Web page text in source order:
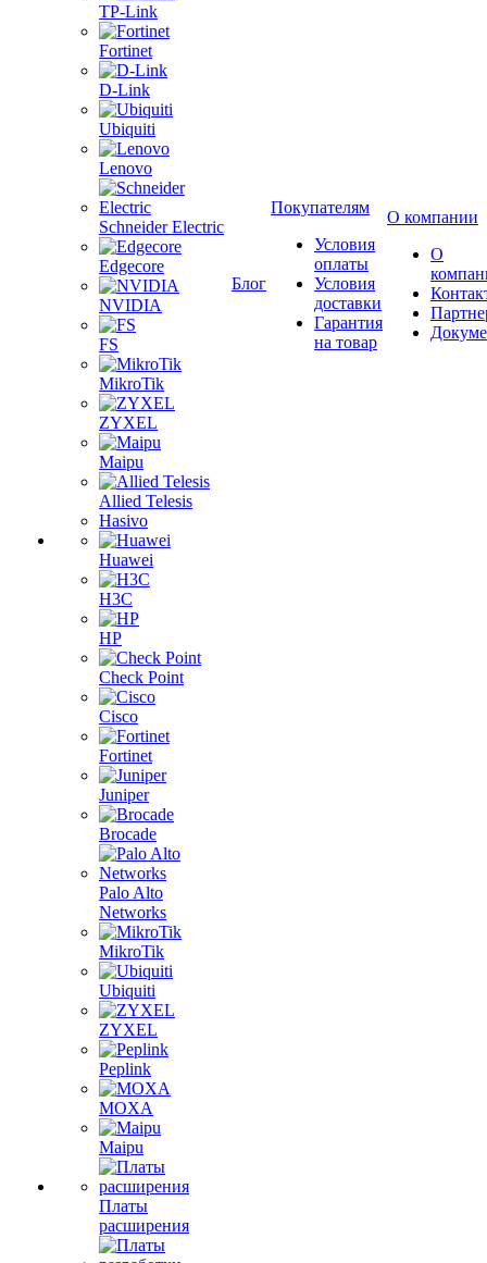
TP-Link
Fortinet
D-Link
Ubiquiti
Lenovo
Schneider Electric
Edgecore
NVIDIA
FS
MikroTik
ZYXEL
Maipu
Allied Telesis
Hasivo
Huawei
H3C
HP
Check Point
Cisco
Fortinet
Juniper
Brocade
Palo Alto
Networks
MikroTik
Ubiquiti
ZYXEL
Peplink
MOXA
Maipu
Платы
расширения
Блог
Покупателям
Условия
оплаты
Условия
доставки
Гарантия
на товар
О компании
О